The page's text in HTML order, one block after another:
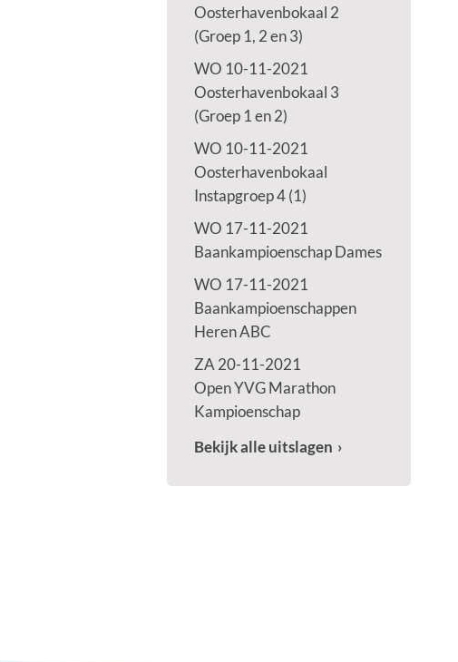
Oosterhavenbokaal 2
(Groep 1, 2 en 3)
WO 10-11-2021
Oosterhavenbokaal 3
(Groep 1 en 2)
WO 10-11-2021
Oosterhavenbokaal
Instapgroep 4 (1)
WO 17-11-2021
Baankampioenschap Dames
WO 17-11-2021
Baankampioenschappen
Heren ABC
ZA 20-11-2021
Open YVG Marathon
Kampioenschap
Bekijk alle uitslagen